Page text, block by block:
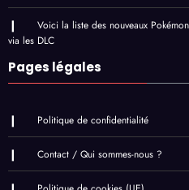
Voici la liste des nouveaux
via les DLC
Pages légales
Politique de confidentialité
Contact / Qui sommes-nous ?